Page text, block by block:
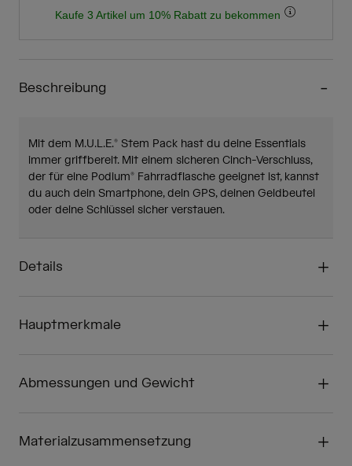
Kaufe 3 Artikel um 10% Rabatt zu bekommen
Beschreibung
Mit dem M.U.L.E.® Stem Pack hast du deine Essentials
immer griffbereit. Mit einem sicheren Cinch-Verschluss,
der für eine Podium® Fahrradflasche geeignet ist, kannst
du auch dein Smartphone, dein GPS, deinen Geldbeutel
oder deine Schlüssel sicher verstauen.
Details
Hauptmerkmale
Abmessungen und Gewicht
Materialzusammensetzung